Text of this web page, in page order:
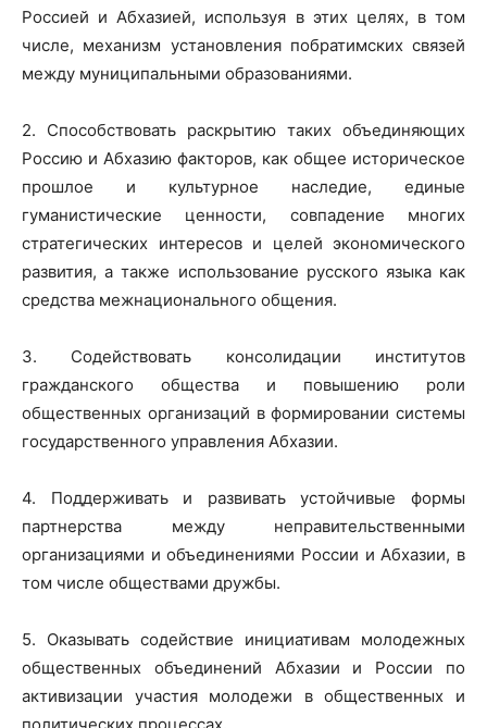
Россией и Абхазией, используя в этих целях, в том
числе, механизм установления побратимских связей
между муниципальными образованиями.
2. Способствовать раскрытию таких объединяющих
Россию и Абхазию факторов, как общее историческое
прошлое и культурное наследие, единые
гуманистические ценности, совпадение многих
стратегических интересов и целей экономического
развития, а также использование русского языка как
средства межнационального общения.
3. Содействовать консолидации институтов
гражданского общества и повышению роли
общественных организаций в формировании системы
государственного управления Абхазии.
4. Поддерживать и развивать устойчивые формы
партнерства между неправительственными
организациями и объединениями России и Абхазии, в
том числе обществами дружбы.
5. Оказывать содействие инициативам молодежных
общественных объединений Абхазии и России по
активизации участия молодежи в общественных и